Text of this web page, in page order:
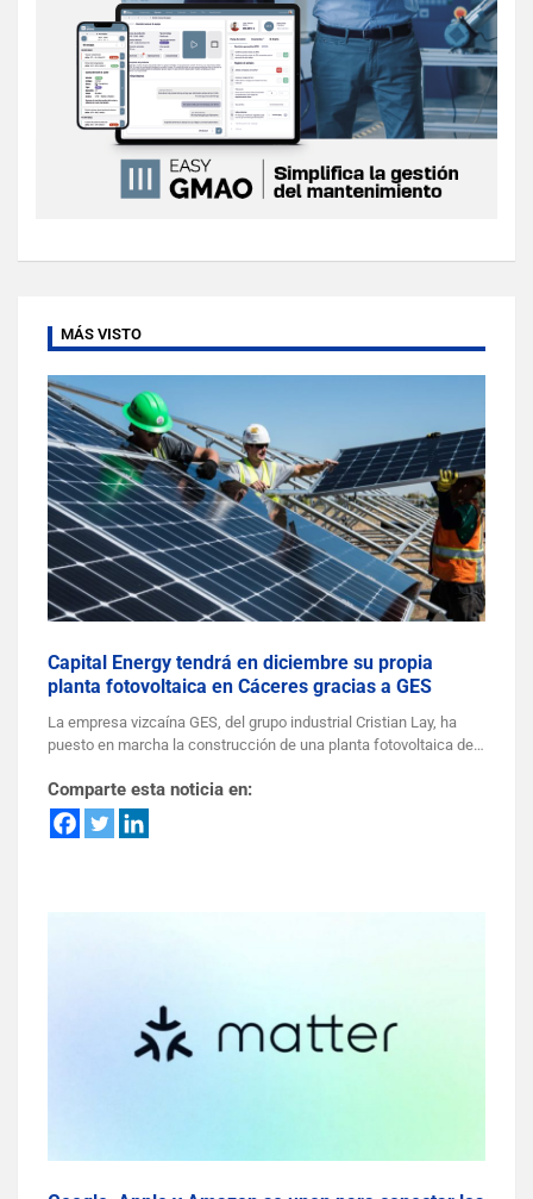
MÁS VISTO
Capital Energy tendrá en diciembre su propia
planta fotovoltaica en Cáceres gracias a GES
La empresa vizcaína GES, del grupo industrial Cristian Lay, ha
puesto en marcha la construcción de una planta fotovoltaica de…
Comparte esta noticia en: